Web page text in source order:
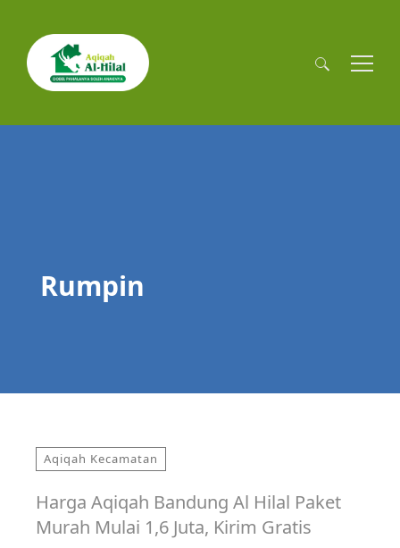
Cari
Rumpin
Aqiqah Kecamatan
Harga Aqiqah Bandung Al Hilal Paket
Murah Mulai 1,6 Juta, Kirim Gratis